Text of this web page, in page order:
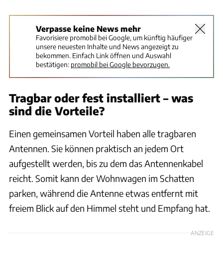
Verpasse keine News mehr
Favorisiere promobil bei Google, um künftig häufiger
unsere neuesten Inhalte und News angezeigt zu
bekommen. Einfach Link öffnen und Auswahl
bestätigen: promobil bei Google bevorzugen.
Tragbar oder fest installiert – was
sind die Vorteile?
Einen gemeinsamen Vorteil haben alle tragbaren
Antennen. Sie können praktisch an jedem Ort
aufgestellt werden, bis zu dem das Antennenkabel
reicht. Somit kann der Wohnwagen im Schatten
parken, während die Antenne etwas entfernt mit
freiem Blick auf den Himmel steht und Empfang hat.
ANZEIGE